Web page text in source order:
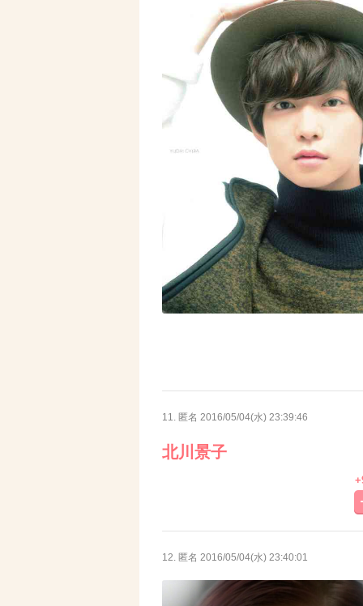
11. 匿名 2016/05/04(水) 23:39:46
北川景子
12. 匿名 2016/05/04(水) 23:40:01